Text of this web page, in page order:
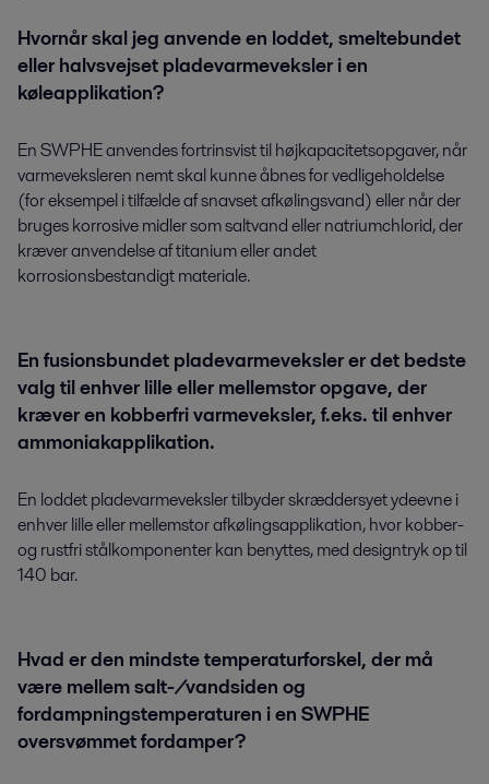
Hvornår skal jeg anvende en loddet, smeltebundet
eller halvsvejset pladevarmeveksler i en
køleapplikation?
En SWPHE anvendes fortrinsvist til højkapacitetsopgaver, når
varmeveksleren nemt skal kunne åbnes for vedligeholdelse
(for eksempel i tilfælde af snavset afkølingsvand) eller når der
bruges korrosive midler som saltvand eller natriumchlorid, der
kræver anvendelse af titanium eller andet
korrosionsbestandigt materiale.
En fusionsbundet pladevarmeveksler er det bedste
valg til enhver lille eller mellemstor opgave, der
kræver en kobberfri varmeveksler, f.eks. til enhver
ammoniakapplikation.
En loddet pladevarmeveksler tilbyder skræddersyet ydeevne i
enhver lille eller mellemstor afkølingsapplikation, hvor kobber-
og rustfri stålkomponenter kan benyttes, med designtryk op til
140 bar.
Hvad er den mindste temperaturforskel, der må
være mellem salt-/vandsiden og
fordampningstemperaturen i en SWPHE
oversvømmet fordamper?